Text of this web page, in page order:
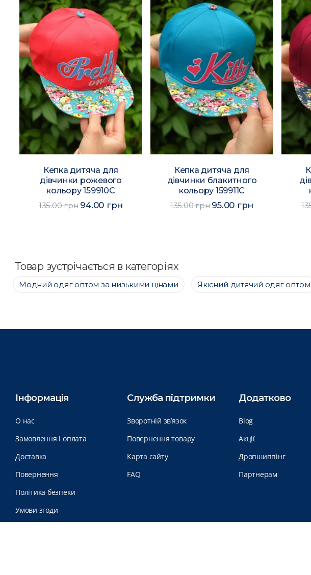
Кепка дитяча для
дівчинки рожевого
кольору 159910C
135.00 грн 94.00 грн
Кепка дитяча для
дівчинки блакитного
кольору 159911C
135.00 грн 95.00 грн
Товар зустрічається в категоріях
Модний одяг оптом за низькими цінами Якісний дитячий одяг оптом
Інформація
О нас
Замовлення і оплата
Доставка
Повернення
Політика безпеки
Умови згоди
Служба підтримки
Зворотній зв’язок
Повернення товару
Карта сайту
FAQ
Додатково
Blog
Акції
Дропшиппінг
Партнерам